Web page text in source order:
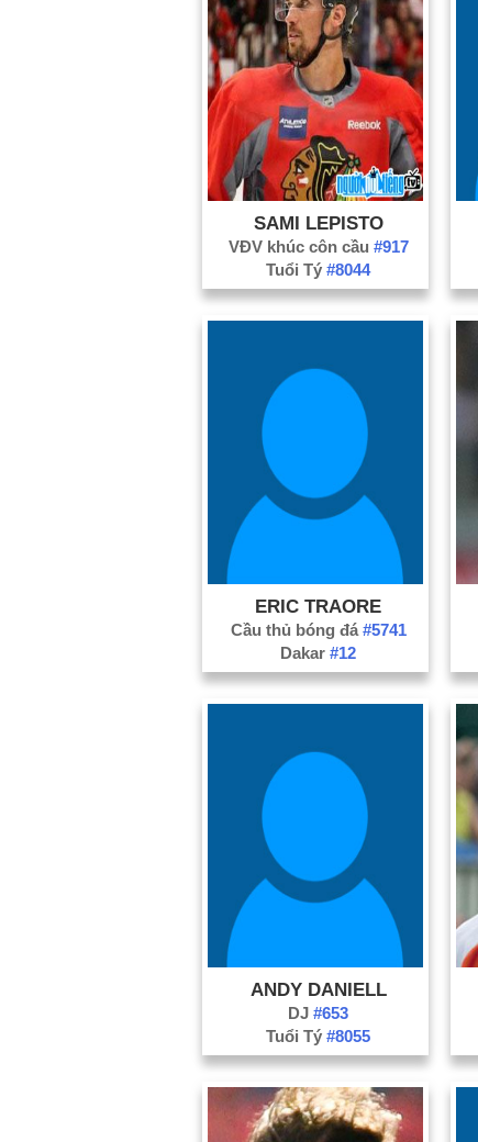
SAMI LEPISTO
VĐV khúc côn cầu #917
Tuổi Tý#8044
ERIC TRAORE
Cầu thủ bóng đá #5741
Dakar#12
ANDY DANIELL
DJ#653
Tuổi Tý#8055